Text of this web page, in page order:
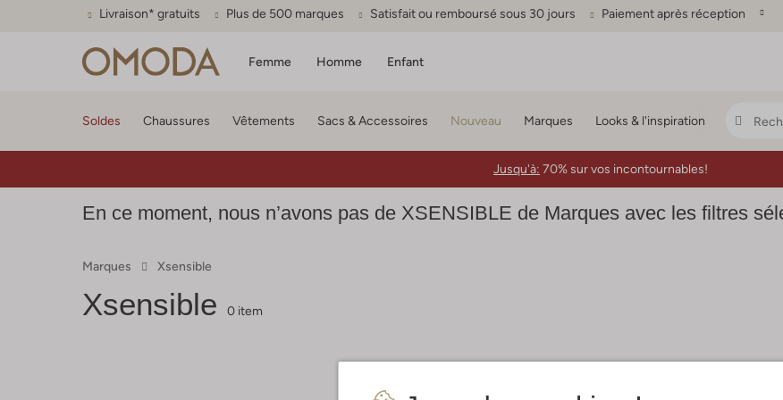
Livraison* gratuits Plus de 500 marques Satisfait ou remboursé sous 30 jours Paiement après réception
Femme Homme Enfant
Soldes Chaussures Vêtements Sacs & Accessoires Nouveau Marques Looks & l'inspiration
Jusqu'à: 70% sur vos incontournables!
En ce moment, nous n’avons pas de XSENSIBLE de Marques avec les filtres
Marques Xsensible
Xsensible 0 item